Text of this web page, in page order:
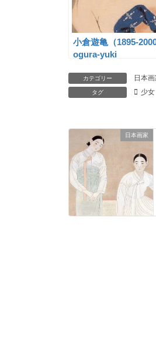
小倉遊亀（1895-2000
ogura-yuki
カテゴリー 日本画
タグ 少女
日本画家